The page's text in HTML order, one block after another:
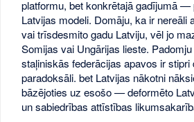
platformu, bet konkrētajā gadījumā —
Latvijas modeli. Domāju, ka ir nereāli
vai trīsdesmito gadu Latviju, vēl jo
Somijas vai Ungārijas lieste.
staļiniskās federācijas apavos ir stipri
paradoksāli. bet Latvijas nākotni
bāzējoties uz esošo — deformēto
un sabiedrības attīstības